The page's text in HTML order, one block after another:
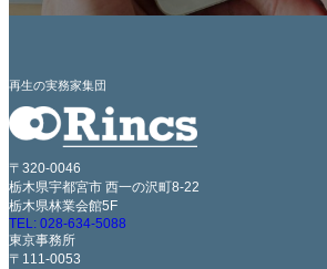
再生の実務家集団
〒320-0046
栃木県宇都宮市 西一の沢町8-22
栃木県林業会館5F
TEL: 028-634-5088
東京事務所
〒111-0053